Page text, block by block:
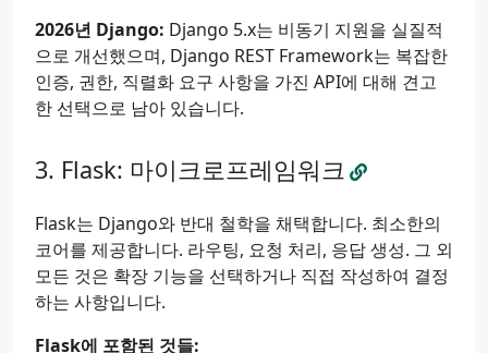
2026년 Django: Django 5.x는 비동기 지원을 실질적
으로 개선했으며, Django REST Framework는 복잡한
인증, 권한, 직렬화 요구 사항을 가진 API에 대해 견고
한 선택으로 남아 있습니다.
Flask: 마이크로프레임워크
Flask는 Django와 반대 철학을 채택합니다. 최소한의
코어를 제공합니다. 라우팅, 요청 처리, 응답 생성. 그 외
모든 것은 확장 기능을 선택하거나 직접 작성하여 결정
하는 사항입니다.
Flask에 포함된 것들: